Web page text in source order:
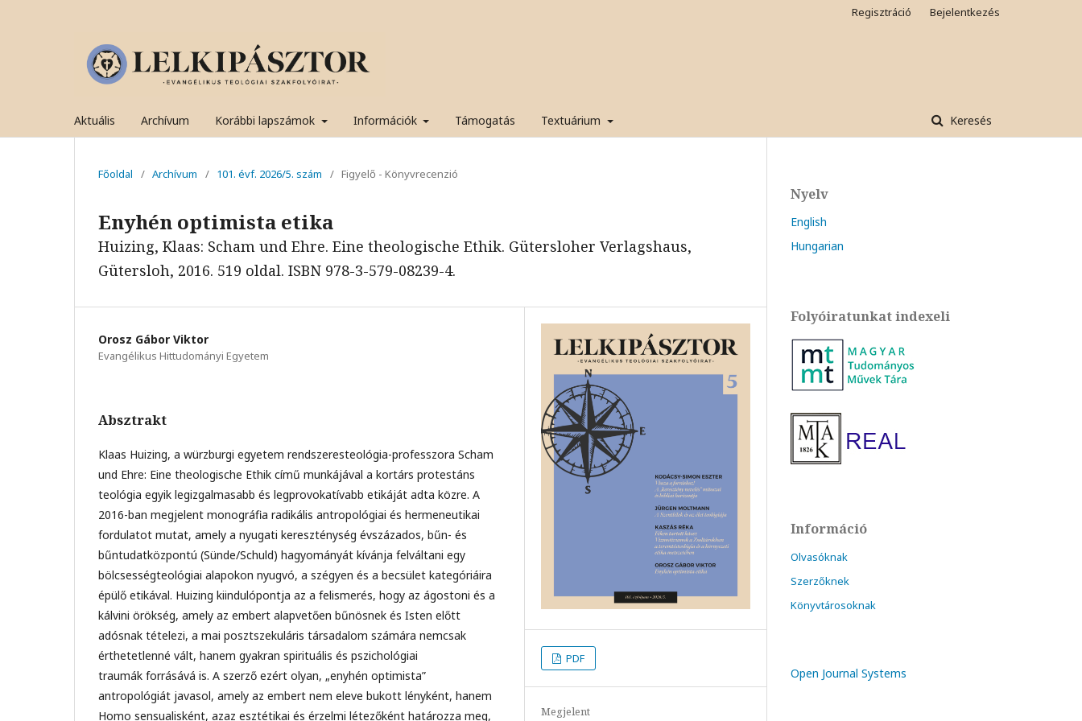
Aktuális Archívum Korábbi lapszámok Információk Támogatás Textuárium Keresés
Regisztráció Bejelentkezés
Főoldal / Archívum / 101. évf. 2026/5. szám / Figyelő - Könyvrecenzió
Enyhén optimista etika
Huizing, Klaas: Scham und Ehre. Eine theologische Ethik. Gütersloher Verlagshaus,
Gütersloh, 2016. 519 oldal. ISBN 978-3-579-08239-4.
Orosz Gábor Viktor
Evangélikus Hittudományi Egyetem
Absztrakt
Klaas Huizing, a würzburgi egyetem rendszeresteológia-professzora Scham
und Ehre: Eine theologische Ethik című munkájával a kortárs protestáns
teológia egyik legizgalmasabb és legprovokatívabb etikáját adta közre. A
2016-ban megjelent monográfia radikális antropológiai és hermeneutikai
fordulatot mutat, amely a nyugati kereszténység évszázados, bűn- és
bűntudatközpontú (Sünde/Schuld) hagyományát kívánja felváltani egy
bölcsességteológiai alapokon nyugvó, a szégyen és a becsület kategóriáira
épülő etikával. Huizing kiindulópontja az a felismerés, hogy az ágostoni és a
kálvini örökség, amely az embert alapvetően bűnösnek és Isten előtt
adósnak tételezi, a mai posztszekuláris társadalom számára nemcsak
érthetetlenné vált, hanem gyakran spirituális és pszichológiai
traumák forrásává is. A szerző ezért olyan, „enyhén optimista”
antropológiát javasol, amely az embert nem eleve bukott lényként, hanem
Homo sensualisként, azaz esztétikai és érzelmi létezőként határozza meg,
PDF
Megjelent
Nyelv
English
Hungarian
Folyóiratunkat indexeli
Információ
Olvasóknak
Szerzőknek
Könyvtárosoknak
Open Journal Systems